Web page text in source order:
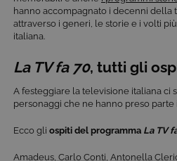
hanno accompagnato i decenni della
attraverso i generi, le storie e i volti
italiana.
La TV fa 70, tutti gli
A festeggiare la televisione italiana ci
personaggi che ne hanno preso parte
Ecco gli ospiti del programma La TV
Amadeus, Carlo Conti Antonella